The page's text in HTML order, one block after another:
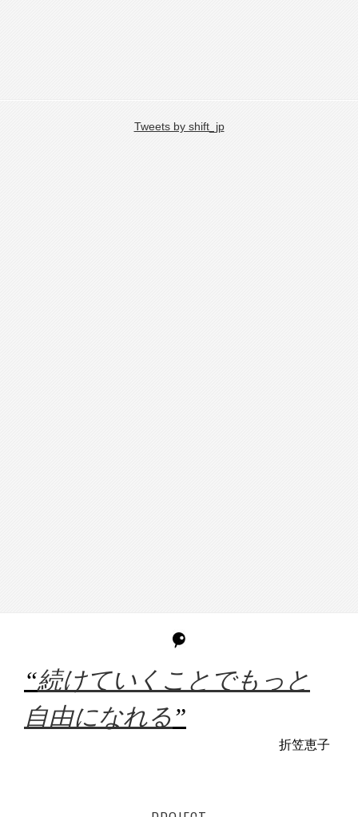
Tweets by shift_jp
“続けていくことでもっと
自由になれる ”
折笠恵子